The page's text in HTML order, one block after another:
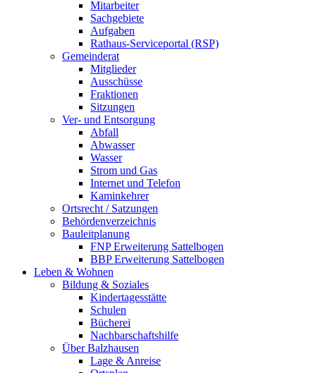
Mitarbeiter
Sachgebiete
Aufgaben
Rathaus-Serviceportal (RSP)
Gemeinderat
Mitglieder
Ausschüsse
Fraktionen
Sitzungen
Ver- und Entsorgung
Abfall
Abwasser
Wasser
Strom und Gas
Internet und Telefon
Kaminkehrer
Ortsrecht / Satzungen
Behördenverzeichnis
Bauleitplanung
FNP Erweiterung Sattelbogen
BBP Erweiterung Sattelbogen
Leben & Wohnen
Bildung & Soziales
Kindertagesstätte
Schulen
Bücherei
Nachbarschaftshilfe
Über Balzhausen
Lage & Anreise